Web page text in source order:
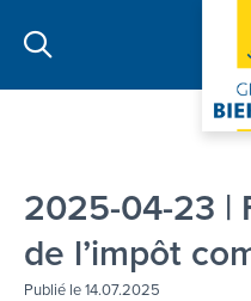
2025-04-23 |
de l’impôt
Publié le 14.07.2025